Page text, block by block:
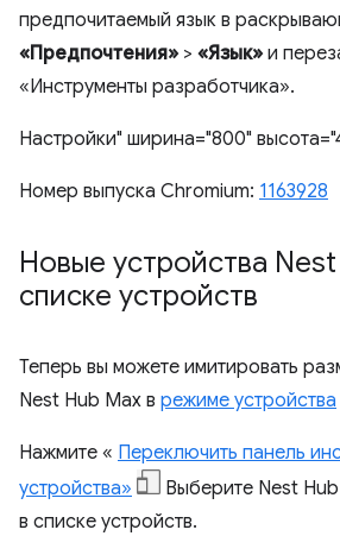
предпочитаемый язык в
«Предпочтения» > «Язык» и
«Инструменты разработчика».
Настройки" ширина="800"
Номер выпуска Chromium: 1163928
Новые устройства
списке устройств
Теперь вы можете имитировать
Nest Hub Max в режиме устройства
Нажмите « Переключить панель
устройства»
Выберите Nest
в списке устройств.